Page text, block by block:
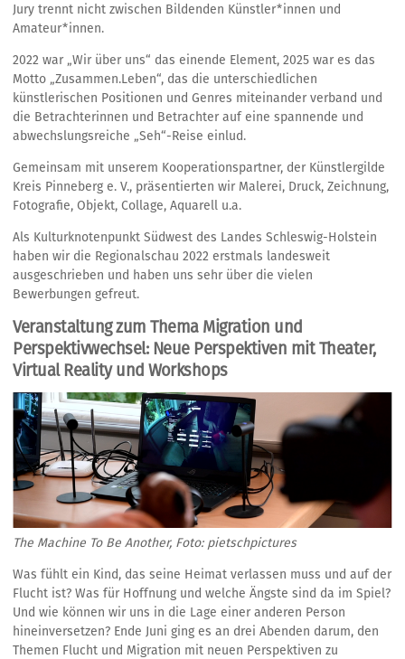
Jury trennt nicht zwischen Bildenden Künstler*innen und
Amateur*innen.
2022 war „Wir über uns“ das einende Element, 2025 war es das
Motto „Zusammen.Leben“, das die unterschiedlichen
künstlerischen Positionen und Genres miteinander verband und
die Betrachterinnen und Betrachter auf eine spannende und
abwechslungsreiche „Seh“-Reise einlud.
Gemeinsam mit unserem Kooperationspartner, der Künstlergilde
Kreis Pinneberg e. V., präsentierten wir Malerei, Druck, Zeichnung,
Fotografie, Objekt, Collage, Aquarell u.a.
Als Kulturknotenpunkt Südwest des Landes Schleswig-Holstein
haben wir die Regionalschau 2022 erstmals landesweit
ausgeschrieben und haben uns sehr über die vielen
Bewerbungen gefreut.
Veranstaltung zum Thema Migration und
Perspektivwechsel: Neue Perspektiven mit Theater,
Virtual Reality und Workshops
The Machine To Be Another, Foto: pietschpictures
Was fühlt ein Kind, das seine Heimat verlassen muss und auf der
Flucht ist? Was für Hoffnung und welche Ängste sind da im Spiel?
Und wie können wir uns in die Lage einer anderen Person
hineinversetzen? Ende Juni ging es an drei Abenden darum, den
Themen Flucht und Migration mit neuen Perspektiven zu